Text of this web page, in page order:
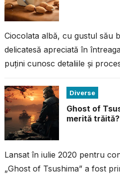
Ciocolata albă, cu gustul său
delicatesă apreciată în
puțini cunosc detaliile și
Diverse
Ghost of
merită trăită?
Lansat în iulie 2020 pentru
„Ghost of Tsushima” a fost